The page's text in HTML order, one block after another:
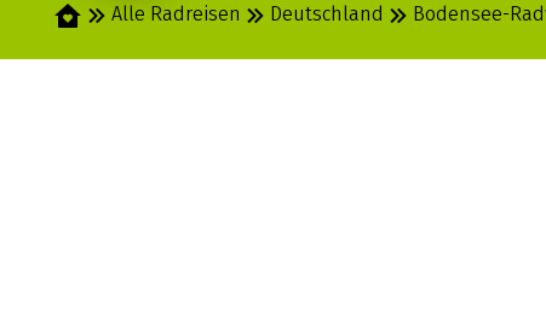
StartseiteAlle Radreisen Deutschland Bodensee-